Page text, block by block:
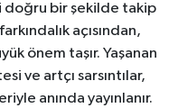
doğru bir şekilde takip
açısından,
önem taşır. Yaşanan
ve artçı sarsıntılar,
anında yayınlanır.